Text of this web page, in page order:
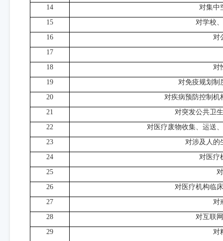
14
对集中
15
对学校
16
对
17
18
对
19
对免疫规划制
20
对疾病预防控制机
21
对突发公共卫
22
对医疗废物收集、运送
23
对涉及人的
24
对医疗
25
26
对医疗机构临
27
对
28
对互联
29
对